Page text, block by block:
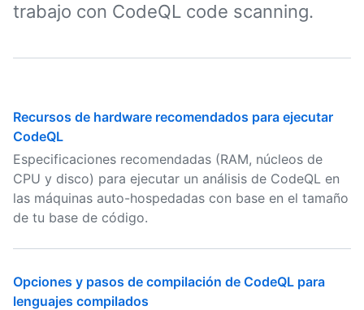
trabajo con CodeQL code scanning.
Recursos de hardware recomendados para ejecutar
CodeQL
Especificaciones recomendadas (RAM, núcleos de
CPU y disco) para ejecutar un análisis de CodeQL en
las máquinas auto-hospedadas con base en el tamaño
de tu base de código.
Opciones y pasos de compilación de CodeQL para
lenguajes compilados